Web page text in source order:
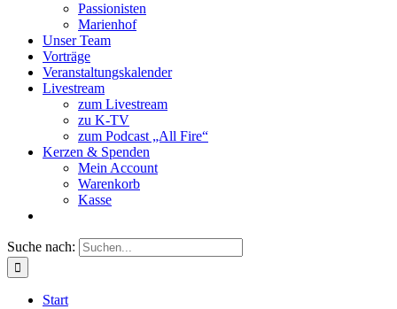
Passionisten
Marienhof
Unser Team
Vorträge
Veranstaltungskalender
Livestream
zum Livestream
zu K-TV
zum Podcast „All Fire“
Kerzen & Spenden
Mein Account
Warenkorb
Kasse
Suche nach:
Start